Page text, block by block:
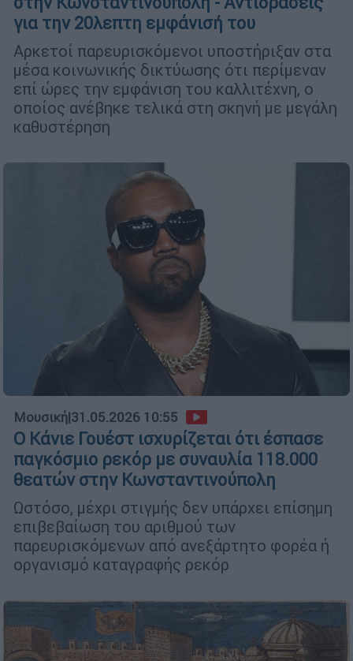
για την 20λεπτη εμφάνισή του
Αρκετοί παρευρισκόμενοι υποστήριξαν στα
μέσα κοινωνικής δικτύωσης ότι περίμεναν
επί ώρες την εμφάνιση του καλλιτέχνη, ο
οποίος ανέβηκε τελικά στη σκηνή με μεγάλη
καθυστέρηση
Μουσική|31.05.2026 10:55
Ο Κάνιε Γουέστ ισχυρίζεται ότι έσπασε
παγκόσμιο ρεκόρ με συναυλία 118.000
θεατών στην Κωνσταντινούπολη
Ωστόσο, μέχρι στιγμής δεν υπάρχει επίσημη
επιβεβαίωση του αριθμού των
παρευρισκόμενων από ανεξάρτητο φορέα ή
οργανισμό καταγραφής ρεκόρ